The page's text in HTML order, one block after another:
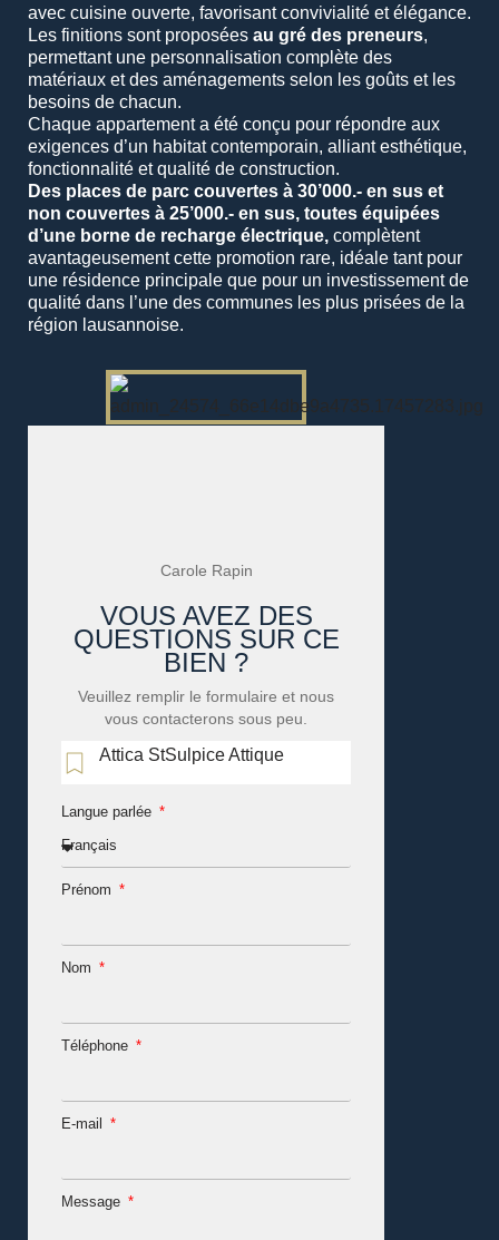
avec cuisine ouverte, favorisant convivialité et élégance.
Les finitions sont proposées au gré des preneurs,
permettant une personnalisation complète des
matériaux et des aménagements selon les goûts et les
besoins de chacun.
Chaque appartement a été conçu pour répondre aux
exigences d’un habitat contemporain, alliant esthétique,
fonctionnalité et qualité de construction.
Des places de parc couvertes à 30’000.- en sus et
non couvertes à 25’000.- en sus, toutes équipées
d’une borne de recharge électrique, complètent
avantageusement cette promotion rare, idéale tant pour
une résidence principale que pour un investissement de
qualité dans l’une des communes les plus prisées de la
région lausannoise.
Carole Rapin
VOUS AVEZ DES
QUESTIONS SUR CE
BIEN ?
Veuillez remplir le formulaire et nous
vous contacterons sous peu.
Attica StSulpice Attique
Langue parlée
Prénom
Nom
Téléphone
E-mail
Message